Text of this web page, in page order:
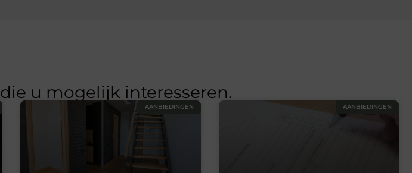
die u mogelijk interesseren.
AANBIEDINGEN AANBIEDINGEN